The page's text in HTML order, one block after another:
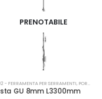
PRENOTABILE
- FERRAMENTA PER SERRAMENTI, PORTA-FINESTRA
GU 8mm L3300mm